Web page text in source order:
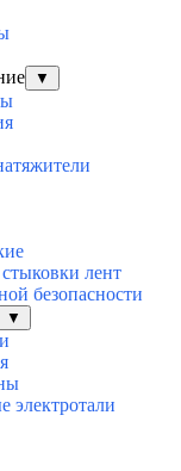
▼
лент
безопасности
▼
электротали